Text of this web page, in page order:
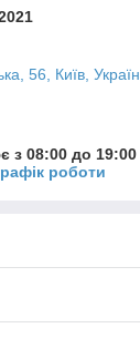
56, Київ,
з 08:00 до 19:00
роботи